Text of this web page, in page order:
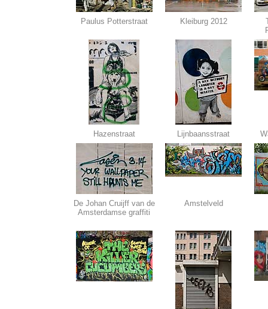
Paulus Potterstraat Kleiburg 2012
Hazenstraat Lijnbaansstraat
De Johan Cruijff van de
Amsterdamse graffiti
Amstelveld